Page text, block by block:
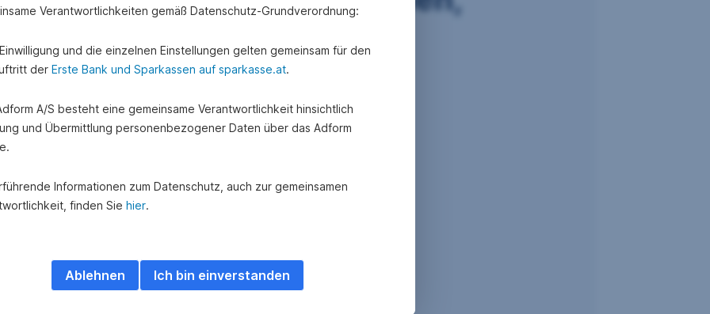
Sie spenden können
Verantwortlichkeiten gemäß Datenschutz-Grundverordnung:
und die einzelnen Einstellungen gelten gemeinsam für den
der Erste Bank und Sparkassen auf sparkasse.at.
A/S besteht eine gemeinsame Verantwortlichkeit hinsichtlich
und Übermittlung personenbezogener Daten über das Adform
Informationen zum Datenschutz, auch zur gemeinsamen
finden Sie hier.
Ich bin einverstanden
Ablehnen